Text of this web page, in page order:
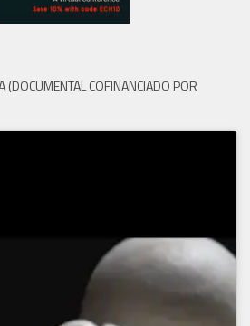
(DOCUMENTAL COFINANCIADO POR